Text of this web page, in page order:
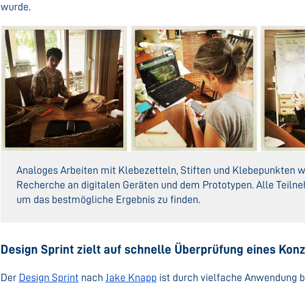
wurde.
Analoges Arbeiten mit Klebezetteln, Stiften und Klebepunkten
Recherche an digitalen Geräten und dem Prototypen. Alle
um das bestmögliche Ergebnis zu finden.
Design Sprint zielt auf schnelle Überprüfung eines
Der Design Sprintnach Jake Knapp ist durch vielfache Anwendung